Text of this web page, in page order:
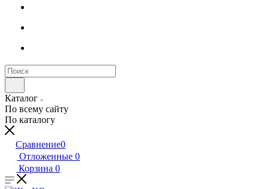
Каталог
По всему сайту
По каталогу
Сравнение0
Отложенные 0
Корзина 0